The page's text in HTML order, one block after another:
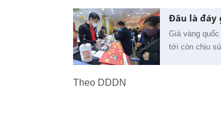
Đâu là đáy
Giá vàng
tới còn chịu
Theo DDDN